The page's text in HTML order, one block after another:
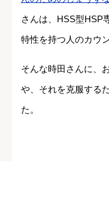
さんは、HSS型HSP
特性を持つ人のカウ
そんな時田さんに、
や、それを克服する
た。